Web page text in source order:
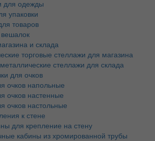
для одежды
упаковки
товаров
и склада
торговые стеллажи для магазина
стеллажи для склада
для очков
очков напольные
очков настенные
очков настольные
к стене
для крепление на стену
кабины из хромированной трубы